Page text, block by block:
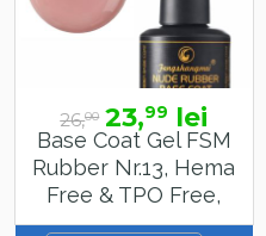
26,00 23,99 lei
Base Coat Gel FSM
Rubber Nr.13, Hema
Free & TPO Free,
15ml